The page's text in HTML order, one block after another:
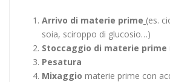
Arrivo di materie prime (es.
soia, sciroppo di glucosio…)
Stoccaggio di materie prime
Pesatura
Mixaggio materie prime con